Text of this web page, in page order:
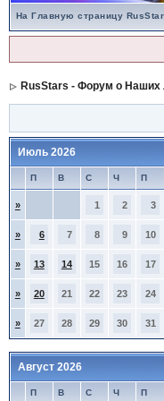
На Главную страницу
RusStars - Форум о Наших
Июль 2026
П В С Ч П
» 1 2 3
» 6 7 8 9 10
» 13 14 15 16 17
» 20 21 22 23 24
» 27 28 29 30 31
Август 2026
П В С Ч П